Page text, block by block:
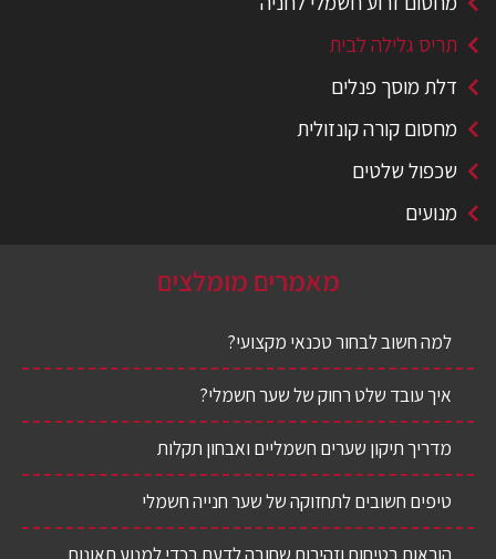
תריס גלילה לבית
דלת מוסך פנלים
מחסום קורה קונזולית
שכפול שלטים
מנועים
מאמרים מומלצים
למה חשוב לבחור טכנאי מקצועי?
איך עובד שלט רחוק של שער חשמלי?
מדריך תיקון שערים חשמליים ואבחון תקלות
טיפים חשובים לתחזוקה של שער חנייה חשמלי
הוראות בטיחות וזהירות שחובה לדעת בכדי למנוע תאונות